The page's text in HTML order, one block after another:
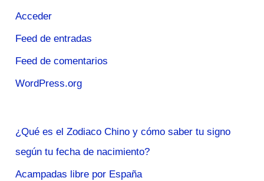
Acceder
Feed de entradas
Feed de comentarios
WordPress.org
¿Qué es el Zodiaco Chino y cómo saber tu signo
según tu fecha de nacimiento?
Acampadas libre por España